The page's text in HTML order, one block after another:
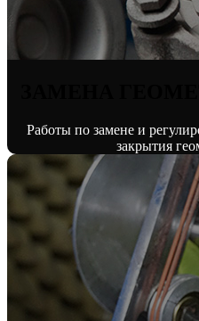
Работы по замене и
закрытия